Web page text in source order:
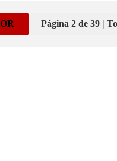
Página 2 de 39 |